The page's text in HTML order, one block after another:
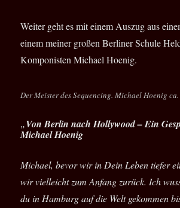
Weiter geht es mit einem Auszug aus
einem meiner großen Berliner Schule
Komponisten Michael Hoenig.
Der Meister des Sequencing. Michael Hoenig
„Von Berlin nach Hollywood – Ein
Michael Hoenig
Michael, bevor wir in Dein Leben tiefer
wir vielleicht zum Anfang zurück. Ich
du in Hamburg auf die Welt gekommen